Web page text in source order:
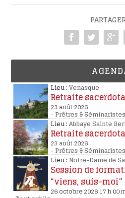
Lieu : Venasque
Retraite
23 août 2026
- Prêtres & Séminaristes
Lieu : Abbaye Sainte
Retraite
23 août 2026
- Prêtres & Séminaristes
Lieu : Notre-Dame de
Session de
“viens, suis-moi”
26 octobre 2026 17 h 00